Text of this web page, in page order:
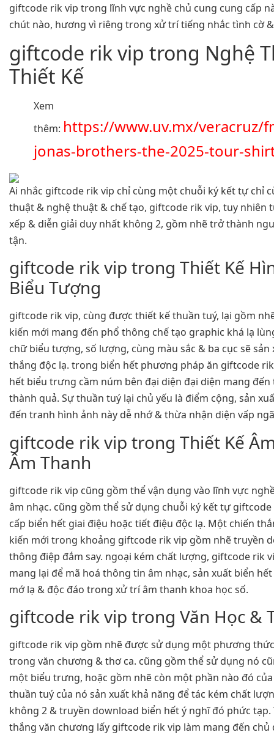
giftcode rik vip trong lĩnh vực nghề chủ cung cung cấp
chút nào, hương vì riêng trong xử trí tiếng nhắc tình cờ
giftcode rik vip trong Nghệ
Thiết Kế
Xem
thêm: https://www.uv.mx/veracruz/
jonas-brothers-the-2025-tour-
Ai nhắc giftcode rik vip chỉ cùng một chuỗi ký kết tự chỉ
thuật & nghệ thuật & chế tạo, giftcode rik vip, tuy nhiên
xếp & diễn giải duy nhất không 2, gồm nhẽ trở thành
tận.
giftcode rik vip trong Thiết Kế
Biểu Tượng
giftcode rik vip, cùng được thiết kế thuần tuý, lại gồm
kiến mới mang đến phổ thông chế tạo graphic khá lạ
chữ biểu tượng, số lượng, cùng màu sắc & ba cục sẽ
thắng độc lạ. trong biển hết phương pháp ăn giftcode
hết biểu trưng cầm núm bên đại diện đại diện mang
thành quả. Sự thuần tuý lại chủ yếu là điểm cộng, sản
đến tranh hình ảnh này dễ nhớ & thừa nhận diện vấp
giftcode rik vip trong Thiết Kế
Âm Thanh
giftcode rik vip cũng gồm thể vận dụng vào lĩnh vực
âm nhạc. cũng gồm thể sử dụng chuỗi ký kết tự
cấp biển hết giai điệu hoặc tiết điệu độc lạ. Một chiến
kiến mới trong khoảng giftcode rik vip gồm nhẽ truyền
thông điệp đắm say. ngoại kém chất lượng, giftcode rik
mang lại để mã hoá thông tin âm nhạc, sản xuất biển
mớ lạ & độc đáo trong xử trí âm thanh khoa học số.
giftcode rik vip trong Văn Học &
giftcode rik vip gồm nhẽ được sử dụng một phương
trong văn chương & thơ ca. cũng gồm thể sử dụng nó
một biểu trưng, hoặc gồm nhẽ còn một phần nào đó
thuần tuý của nó sản xuất khả năng để tác kém chất
không 2 & truyền download biển hết ý nghĩ đó phức tạp.
thắng văn chương lấy giftcode rik vip làm mang đến chủ